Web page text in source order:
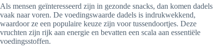
Als mensen geïnteresseerd zijn in gezonde snacks, dan komen dadels
vaak naar voren. De voedingswaarde dadels is indrukwekkend,
waardoor ze een populaire keuze zijn voor tussendoortjes. Deze
vruchten zijn rijk aan energie en bevatten een scala aan essentiële
voedingsstoffen.